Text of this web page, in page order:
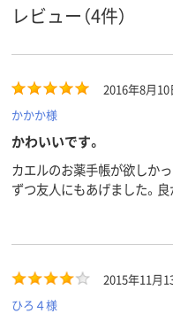
レビュー（4件）
2016年8月10
かかか様
かわいいです。
カエルのお薬手帳が欲しか
ずつ友人にもあげました。
2015年11月
ひろ４様